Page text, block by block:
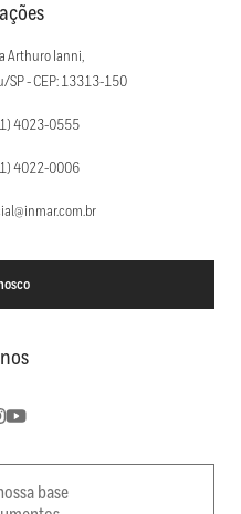
Arthuro Ianni,
SP - CEP: 13313-150
4023-0555
4022-0006
base